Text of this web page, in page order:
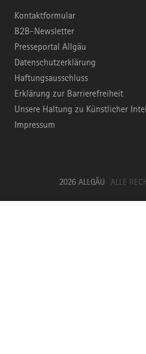
Kontaktformular
B2B-Newsletter
Presseportal Allgäu
Datenschutzerklärung
Haftungsausschluss
Erklärung zur Barrierefreiheit
Unsere Haltung zu Künstlicher
Impressum
2026 ALLGÄU ALLE